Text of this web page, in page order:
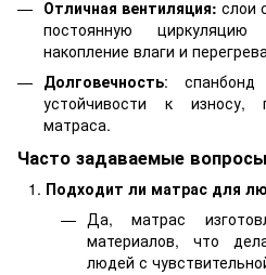
Отличная вентиляция: слои
постоянную циркуляцию
накопление влаги и
Долговечность: спанбонд
устойчивости к износу,
матраса.
Часто задаваемые
Подходит ли матрас для
Да, матрас
материалов, что
людей с